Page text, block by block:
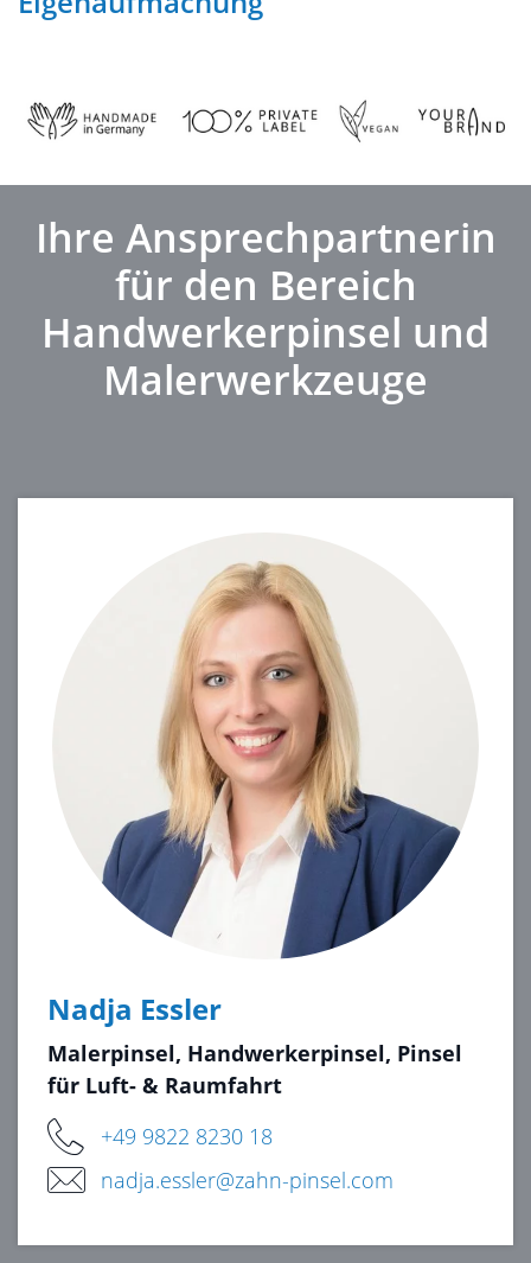
Ihre Ansprechpartnerin
für den Bereich
Handwerkerpinsel und
Malerwerkzeuge
Nadja Essler
Malerpinsel, Handwerkerpinsel, Pinsel
für Luft- & Raumfahrt
+49 9822 8230 18
nadja.essler@zahn-pinsel.com